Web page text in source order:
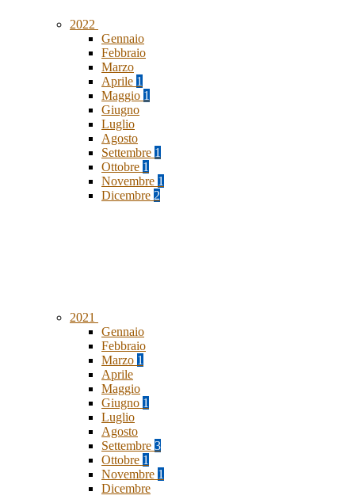
2022
Gennaio
Febbraio
Marzo
Aprile 1
Maggio 1
Giugno
Luglio
Agosto
Settembre 1
Ottobre 1
Novembre 1
Dicembre 2
2021
Gennaio
Febbraio
Marzo 1
Aprile
Maggio
Giugno 1
Luglio
Agosto
Settembre 3
Ottobre 1
Novembre 1
Dicembre